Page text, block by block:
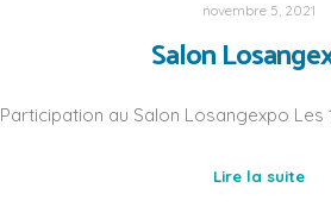
novembre 5, 2021
Salon
Participation au Salon Losangexpo Les
Lire la suite